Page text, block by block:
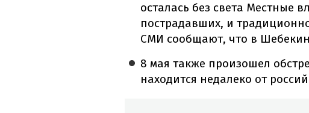
осталась без света Местные
пострадавших, и
СМИ сообщают, что в
8 мая также произошел
находится недалеко от